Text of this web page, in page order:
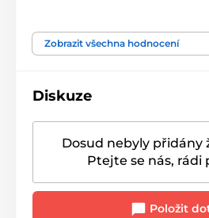
Zobrazit všechna hodnocení
Diskuze
Dosud nebyly přidány
Ptejte se nás, rádi
Položit